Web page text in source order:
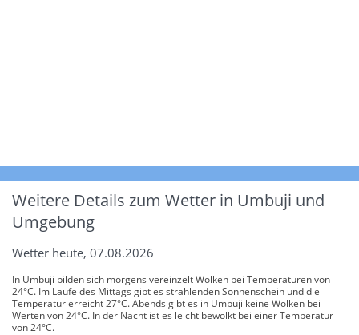
Weitere Details zum Wetter in Umbuji und
Umgebung
Wetter heute, 07.08.2026
In Umbuji bilden sich morgens vereinzelt Wolken bei Temperaturen von
24°C. Im Laufe des Mittags gibt es strahlenden Sonnenschein und die
Temperatur erreicht 27°C. Abends gibt es in Umbuji keine Wolken bei
Werten von 24°C. In der Nacht ist es leicht bewölkt bei einer Temperatur
von 24°C.